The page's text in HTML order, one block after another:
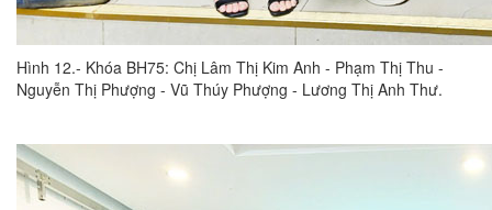
Hình 12.- Khóa BH75: Chị Lâm Thị Kim Anh - Phạm Thị Thu -
Nguyễn Thị Phượng - Vũ Thúy Phượng - Lương Thị Anh Thư.